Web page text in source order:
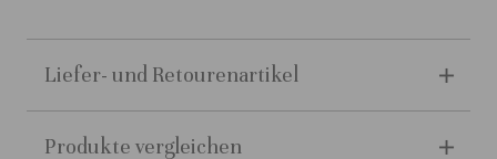
Liefer- und Retourenartikel
Produkte vergleichen